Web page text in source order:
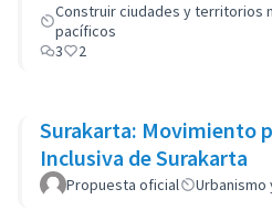
Construir ciudades y territorios
pacíficos
3
2
Surakarta: Movimiento
Inclusiva de Surakarta
Propuesta oficial Urbanismo